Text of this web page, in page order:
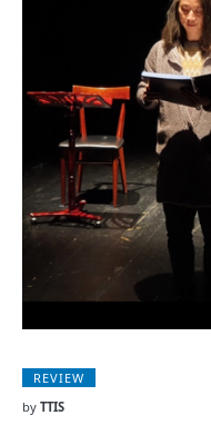
REVIEW
by TTIS